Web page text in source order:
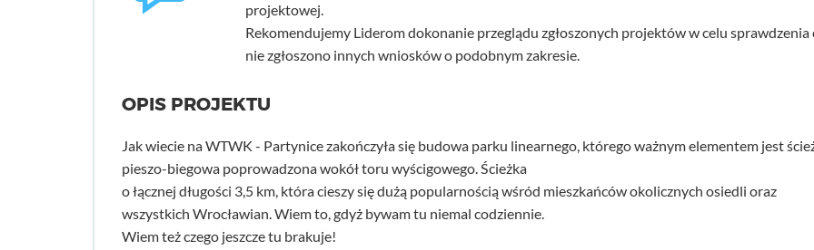
projektowej.
Rekomendujemy Liderom dokonanie przeglądu zgłoszonych projektów w celu sprawdzenia
nie zgłoszono innych wniosków o podobnym zakresie.
OPIS PROJEKTU
Jak wiecie na WTWK - Partynice zakończyła się budowa parku linearnego, którego ważnym elementem jest
pieszo-biegowa poprowadzona wokół toru wyścigowego. Ścieżka
o łącznej długości 3,5 km, która cieszy się dużą popularnością wśród mieszkańców okolicznych osiedli oraz
wszystkich Wrocławian. Wiem to, gdyż bywam tu niemal codziennie.
Wiem też czego jeszcze tu brakuje!